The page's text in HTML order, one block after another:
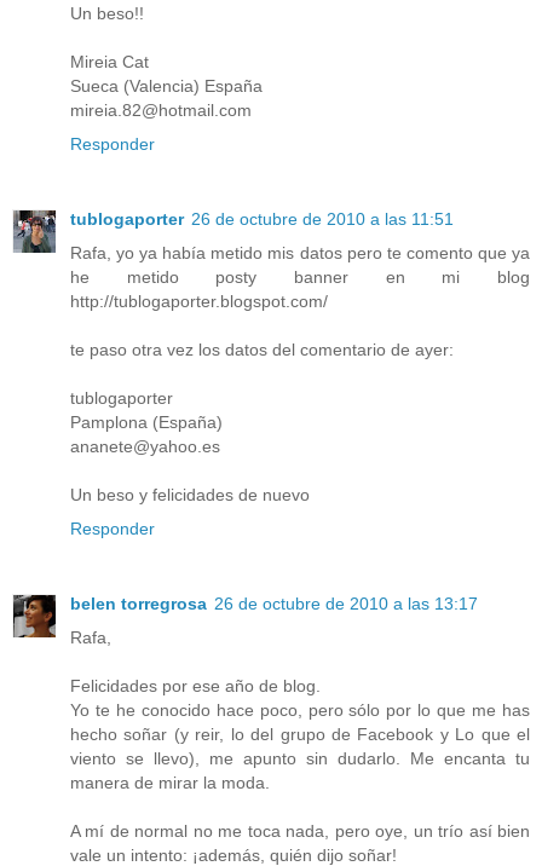
Un beso!!
Mireia Cat
Sueca (Valencia) España
mireia.82@hotmail.com
Responder
tublogaporter 26 de octubre de 2010 a las 11:51
Rafa, yo ya había metido mis datos pero te comento que ya
he metido posty banner en mi blog
http://tublogaporter.blogspot.com/
te paso otra vez los datos del comentario de ayer:
tublogaporter
Pamplona (España)
ananete@yahoo.es
Un beso y felicidades de nuevo
Responder
belen torregrosa 26 de octubre de 2010 a las 13:17
Rafa,
Felicidades por ese año de blog.
Yo te he conocido hace poco, pero sólo por lo que me has
hecho soñar (y reir, lo del grupo de Facebook y Lo que el
viento se llevo), me apunto sin dudarlo. Me encanta tu
manera de mirar la moda.
A mí de normal no me toca nada, pero oye, un trío así bien
vale un intento: ¡además, quién dijo soñar!